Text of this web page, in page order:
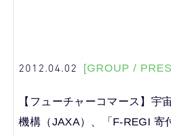
2012.04.02 [GROUP /
【フューチャーコマース】宇
機構（JAXA）、「F-REGI 寄